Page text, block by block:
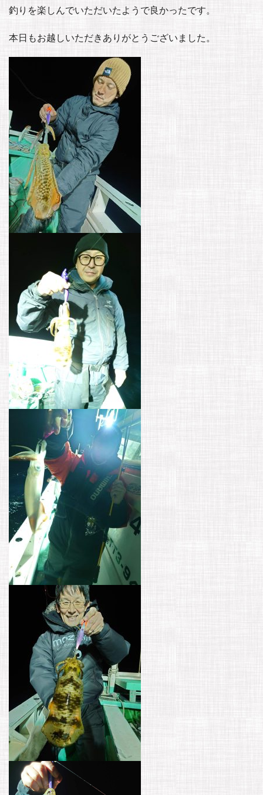
釣りを楽しんでいただいたようで良かったです。
本日もお越しいただきありがとうございました。